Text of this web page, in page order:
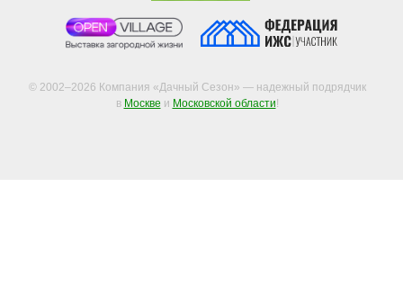
© 2002–2026 Компания «Дачный Сезон» — надежный подрядчик
в Москве и Московской области!